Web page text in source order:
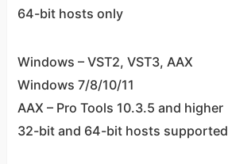
64-bit hosts only
Windows – VST2, VST3, AAX
Windows 7/8/10/11
AAX – Pro Tools 10.3.5 and higher
32-bit and 64-bit hosts supported